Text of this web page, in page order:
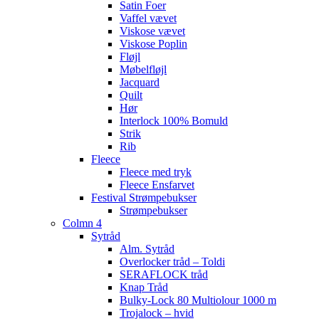
Satin Foer
Vaffel vævet
Viskose vævet
Viskose Poplin
Fløjl
Møbelfløjl
Jacquard
Quilt
Hør
Interlock 100% Bomuld
Strik
Rib
Fleece
Fleece med tryk
Fleece Ensfarvet
Festival Strømpebukser
Strømpebukser
Colmn 4
Sytråd
Alm. Sytråd
Overlocker tråd – Toldi
SERAFLOCK tråd
Knap Tråd
Bulky-Lock 80 Multiolour 1000 m
Trojalock – hvid